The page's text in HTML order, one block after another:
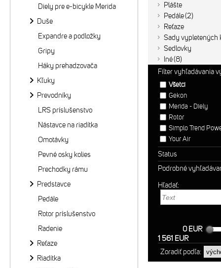
Plášte
Pedále 2
Reťaze
Sady vypletených
Sedlovky
Iné 8
Filter vyhľadávania
Všetci
Gekon
Merida - Diely
Rotor
Simplo Trend
Your Air
Status
Podrobné
Hľadať:
0 EUR
1 561 EUR
Zoradiť podľa:
Diely pre e-bicykle Merida
Duše
Expandre a podložky
Gripy
Háky prehadzovača
Kľuky
Prevodníky
LRS príslušenstvo
Nástavce na riadítka
Omotávky
Pevné osky kolies
Prechodky rámu
Predstavce
Pedále
Rotor príslušenstvo
Radenie
Reťaze
Riadítka